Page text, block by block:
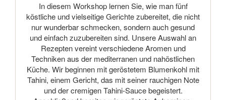
In diesem Workshop lernen Sie, wie man fünf
köstliche und vielseitige Gerichte zubereitet, die nicht
nur wunderbar schmecken, sondern auch gesund
und einfach zuzubereiten sind. Unsere Auswahl an
Rezepten vereint verschiedene Aromen und
Techniken aus der mediterranen und nahöstlichen
Küche. Wir beginnen mit geröstetem Blumenkohl mit
Tahini, einem Gericht, das mit seiner rauchigen Note
und der cremigen Tahini-Sauce begeistert.